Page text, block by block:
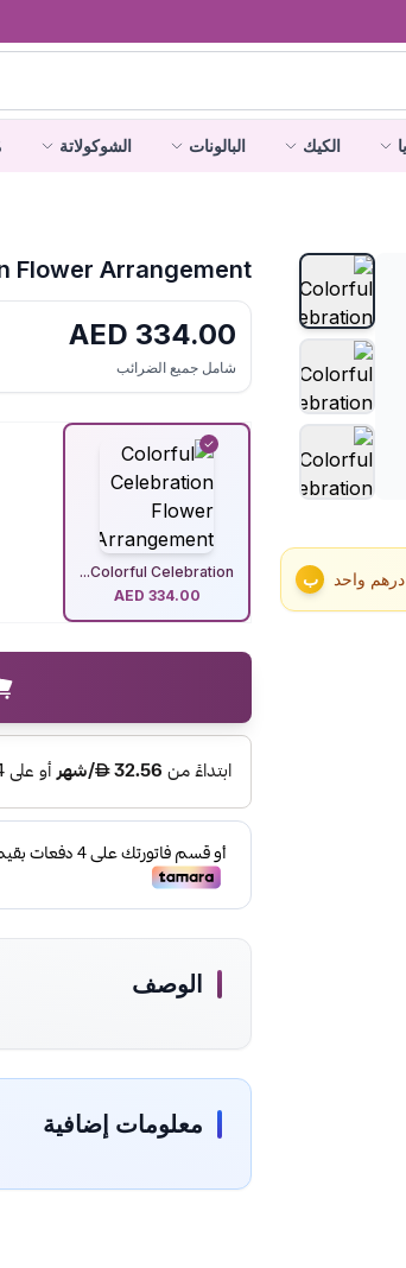
الكيك البالونات الشوكولاتة
واحد ب
Flower Arrangement
334.00
شامل جميع الضرائب
Colorful Celebration...
AED 334.00
الوصف
معلومات إضافية